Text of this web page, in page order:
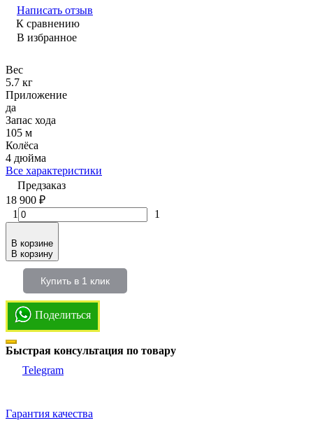
Написать отзыв
К сравнению
В избранное
Вес
5.7 кг
Приложение
да
Запас хода
105 м
Колёса
4 дюйма
Все характеристики
Предзаказ
18 900 ₽
1
1
В корзине
В корзину
Купить в 1 клик
Поделиться
Быстрая консультация по товару
Telegram
Гарантия качества